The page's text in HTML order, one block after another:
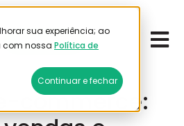
sua experiência; ao
com nossa Política de
Continuar e fechar
Emitir frete
e-commerce: